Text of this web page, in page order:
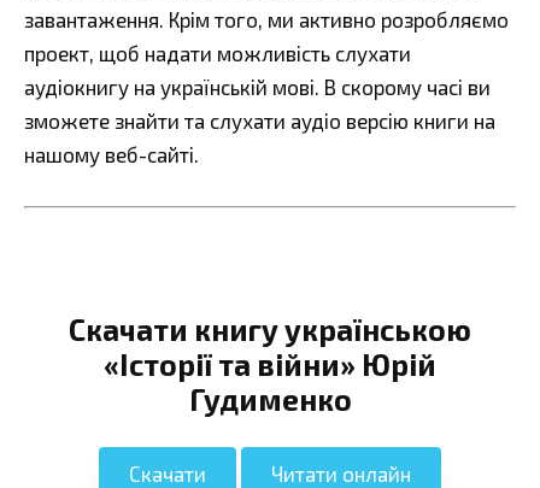
завантаження. Крім того, ми активно розробляємо
проект, щоб надати можливість слухати
аудіокнигу на українській мові. В скорому часі ви
зможете знайти та слухати аудіо версію книги на
нашому веб-сайті.
Скачати книгу українською
«Історії та війни» Юрій
Гудименко
Скачати Читати онлайн